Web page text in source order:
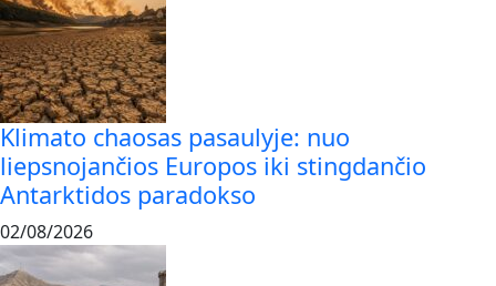
Klimato chaosas pasaulyje: nuo
liepsnojančios Europos iki stingdančio
Antarktidos paradokso
02/08/2026